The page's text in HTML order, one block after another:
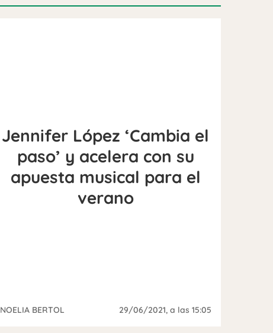
Jennifer López ‘Cambia el
paso’ y acelera con su
apuesta musical para el
verano
NOELIA BERTOL 29/06/2021, a las 15:05